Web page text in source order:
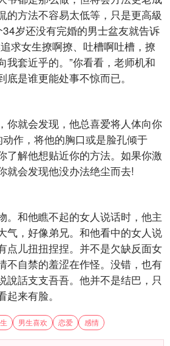
的方法不容易太低等，只是更高級
岁还没有完婚的男士盆友就告诉
求女生撩啊撩、吐槽啊吐槽，撩
我套近乎的。”你看看，老师机和
是谁更能处事不惊而已。
你就会发现，他总喜爱将人体向你
作，将他的胸口或是脸孔倾于
了解他想贴近你的方法。如果你激
就会发现他没办法绝尘而去!
。和他瞧不起的女人说话时，他主
气，好像弟兄。和他看中的女人说
点儿扭扭捏捏。并不是欠缺反面女
不自禁的羞涩在作怪。没错，也有
說話支支吾吾。他并不是结巴，只
来有脸。
男生喜欢 恋爱 感情